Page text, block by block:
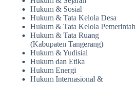
Hukum & Sosial
Hukum & Tata Kelola Desa
Hukum & Tata Kelola Pemerintah
Hukum & Tata Ruang
(Kabupaten Tangerang)
Hukum & Yudisial
Hukum dan Etika
Hukum Energi
Hukum Internasional &